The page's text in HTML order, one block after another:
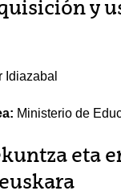
y
Idiazabal
Ministerio de
eta